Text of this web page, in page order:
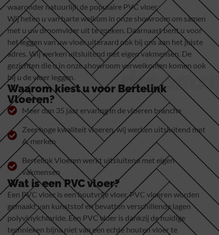
waaronder natuurlijk de populaire PVC vloer.
Wij heten u van harte welkom in onze showroom om samen
met u uw droomvloer uit te zoeken. Daarnaast bent u voor
het leggen van uw vloer uiteraard ook bij ons aan het juiste
adres. Wij werken uitsluitend met eigen vakmensen. De
gezichten die u in onze showroom verwelkomen komen ook
bij u de vloer leggen.
Waarom kiest u voor Bertelink
Vloeren?
Meer dan 35 jaar ervaring in de vloeren branche
Zeer hoge kwaliteit vloeren, wij werken uitsluitend met
A-merken
Bertelink Vloeren werkt uitsluitend met eigen
vakmensen
Wat is een PVC vloer?
Een PVC vloer is een houtvrije vloer. PVC vloeren worden
gemaakt van kunststof en bevatten verschillende lagen
polyvinylchloride. Een PVC vloer is dankzij de huidige
technieken bijna niet van een echte houten vloer te